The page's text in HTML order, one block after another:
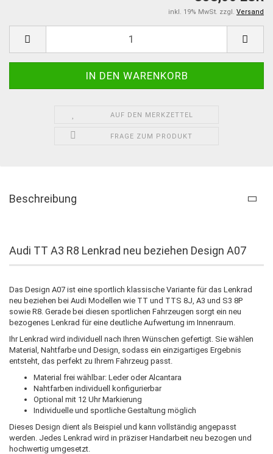
inkl. 19% MwSt. zzgl. Versand
AUF DEN MERKZETTEL
FRAGE ZUM PRODUKT
Beschreibung
Audi TT A3 R8 Lenkrad neu beziehen Design A07
Das Design A07 ist eine sportlich klassische Variante für das Lenkrad
neu beziehen bei Audi Modellen wie TT und TTS 8J, A3 und S3 8P
sowie R8. Gerade bei diesen sportlichen Fahrzeugen sorgt ein neu
bezogenes Lenkrad für eine deutliche Aufwertung im Innenraum.
Ihr Lenkrad wird individuell nach Ihren Wünschen gefertigt. Sie wählen
Material, Nahtfarbe und Design, sodass ein einzigartiges Ergebnis
entsteht, das perfekt zu Ihrem Fahrzeug passt.
Material frei wählbar: Leder oder Alcantara
Nahtfarben individuell konfigurierbar
Optional mit 12 Uhr Markierung
Individuelle und sportliche Gestaltung möglich
Dieses Design dient als Beispiel und kann vollständig angepasst
werden. Jedes Lenkrad wird in präziser Handarbeit neu bezogen und
hochwertig umgesetzt.